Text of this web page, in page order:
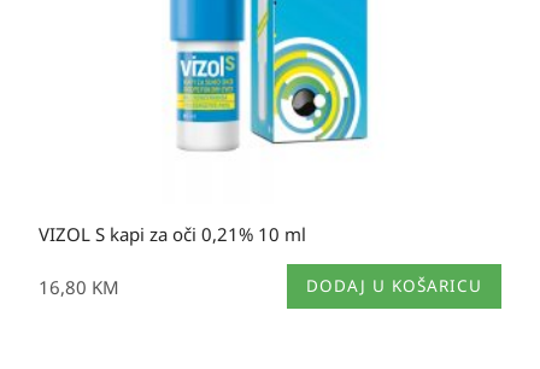
VIZOL S kapi za oči 0,21% 10 ml
16,80 KM DODAJ U KOŠARICU